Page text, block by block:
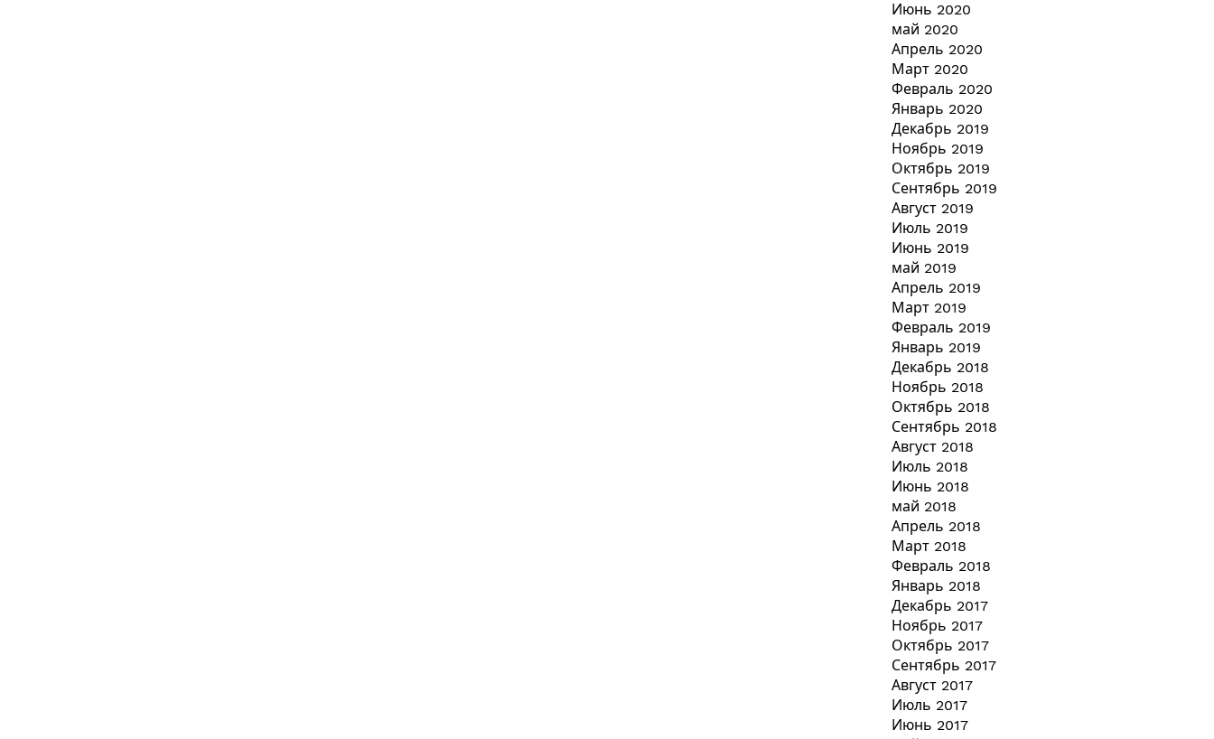
Июнь 2020
май 2020
Апрель 2020
Март 2020
Февраль 2020
Январь 2020
Декабрь 2019
Ноябрь 2019
Октябрь 2019
Сентябрь 2019
Август 2019
Июль 2019
Июнь 2019
май 2019
Апрель 2019
Март 2019
Февраль 2019
Январь 2019
Декабрь 2018
Ноябрь 2018
Октябрь 2018
Сентябрь 2018
Август 2018
Июль 2018
Июнь 2018
май 2018
Апрель 2018
Март 2018
Февраль 2018
Январь 2018
Декабрь 2017
Ноябрь 2017
Октябрь 2017
Сентябрь 2017
Август 2017
Июль 2017
Июнь 2017